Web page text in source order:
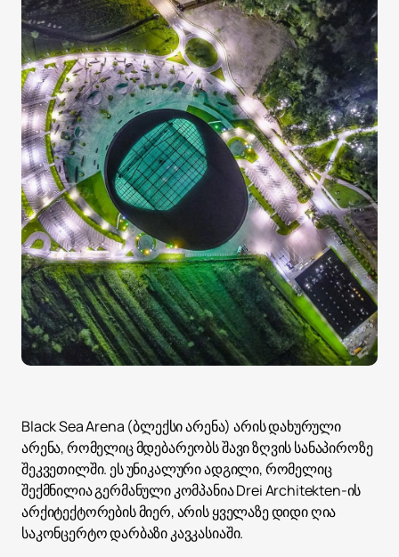
Black Sea Arena (ბლექსი არენა) არის დახურული
არენა, რომელიც მდებარეობს შავი ზღვის სანაპიროზე
შეკვეთილში. ეს უნიკალური ადგილი, რომელიც
შექმნილია გერმანული კომპანია Drei Architekten-ის
არქიტექტორების მიერ, არის ყველაზე დიდი ღია
საკონცერტო დარბაზი კავკასიაში.